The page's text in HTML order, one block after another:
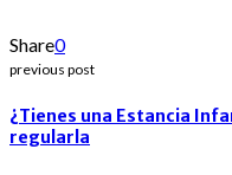
Share0
previous post
¿Tienes una Estancia
regularla